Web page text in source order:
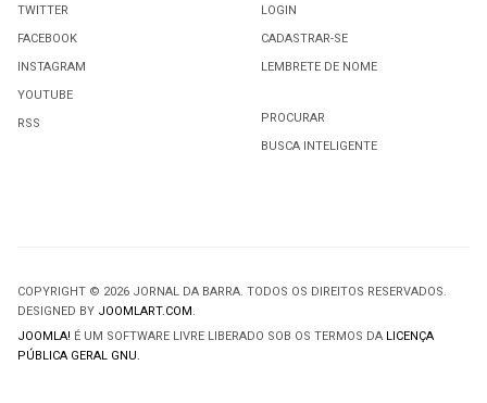
TWITTER
FACEBOOK
INSTAGRAM
YOUTUBE
RSS
LOGIN
CADASTRAR-SE
LEMBRETE DE NOME
PROCURAR
BUSCA INTELIGENTE
COPYRIGHT © 2026 JORNAL DA BARRA. TODOS OS DIREITOS RESERVADOS.
DESIGNED BY JOOMLART.COM.
JOOMLA! É UM SOFTWARE LIVRE LIBERADO SOB OS TERMOS DA LICENÇA
PÚBLICA GERAL GNU.